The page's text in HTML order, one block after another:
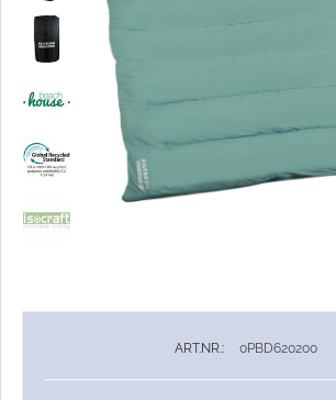
ART.NR.: 0PBD620200